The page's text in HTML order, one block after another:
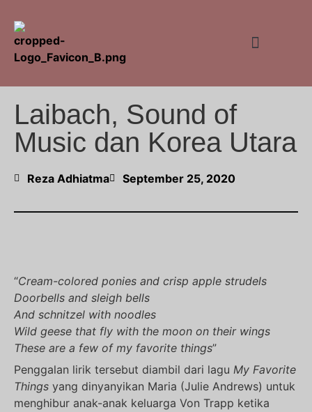
Laibach, Sound of
Music dan Korea Utara
Reza Adhiatma September 25, 2020
“Cream-colored ponies and crisp apple strudels
Doorbells and sleigh bells
And schnitzel with noodles
Wild geese that fly with the moon on their wings
These are a few of my favorite things”
Penggalan lirik tersebut diambil dari lagu My Favorite
Things yang dinyanyikan Maria (Julie Andrews) untuk
menghibur anak-anak keluarga Von Trapp ketika